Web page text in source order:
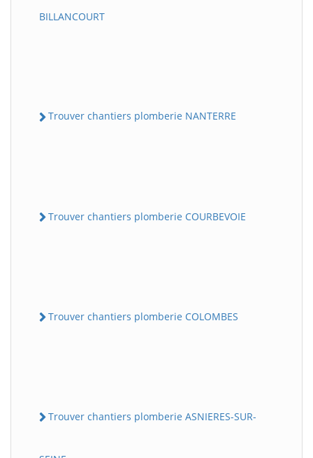
BILLANCOURT
Trouver chantiers plomberie NANTERRE
Trouver chantiers plomberie COURBEVOIE
Trouver chantiers plomberie COLOMBES
Trouver chantiers plomberie ASNIERES-SUR-